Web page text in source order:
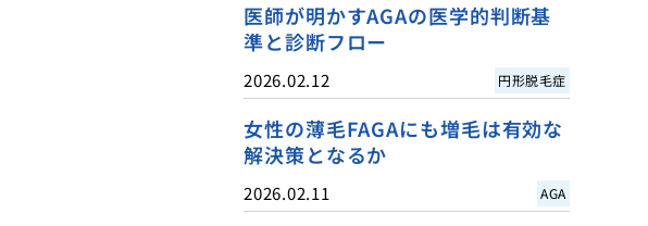
医師が明かすAGAの医学的判断基
準と診断フロー
2026.02.12 円形脱毛症
女性の薄毛FAGAにも増毛は有効な
解決策となるか
2026.02.11 AGA